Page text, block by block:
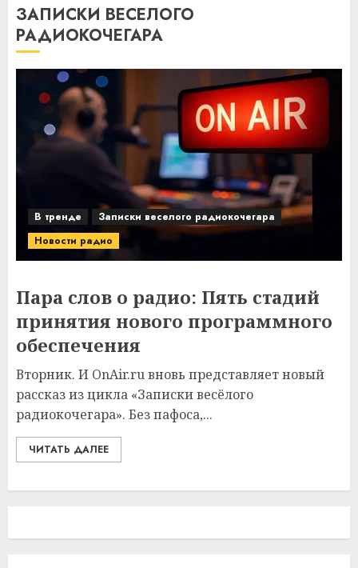
ЗАПИСКИ ВЕСЕЛОГО
РАДИОКОЧЕГАРА
В тренде
Записки веселого радиокочегара
Новости радио
Пара слов о радио: Пять стадий
принятия нового программного
обеспечения
Вторник. И OnAir.ru вновь представляет новый
рассказ из цикла «Записки весёлого
радиокочегара». Без пафоса,...
ЧИТАТЬ ДАЛЕЕ